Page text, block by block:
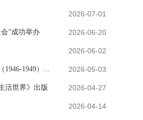
2026-07-01
”成功举办 2026-06-20
2026-06-02
1946-1949）... 2026-05-03
活世界》出版 2026-04-27
2026-04-14